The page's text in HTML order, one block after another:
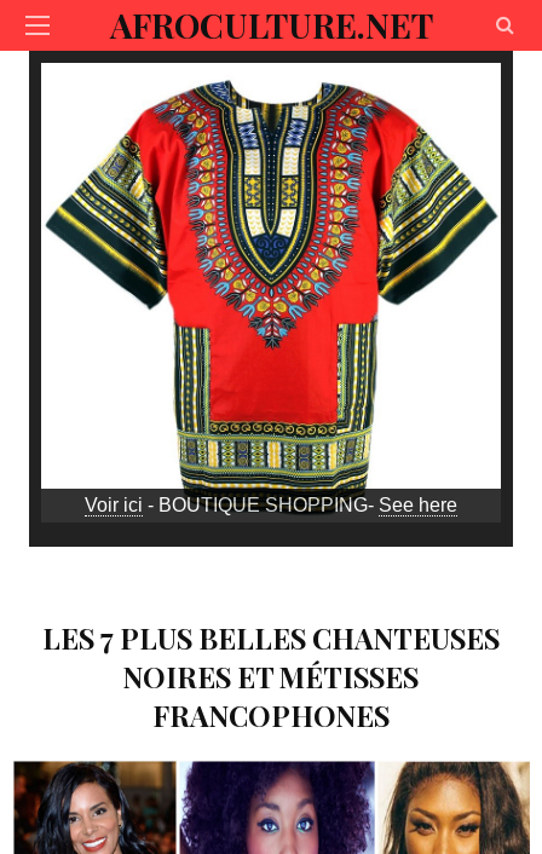
AFROCULTURE.NET
Voir ici - BOUTIQUE SHOPPING- See here
LES 7 PLUS BELLES CHANTEUSES
NOIRES ET MÉTISSES
FRANCOPHONES